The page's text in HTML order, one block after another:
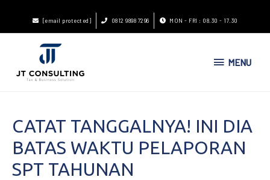
[email protected] 0812 9898 7296 MON - FRI : 08.30 - 17.30
MENU
CATAT TANGGALNYA! INI DIA
BATAS WAKTU PELAPORAN
SPT TAHUNAN